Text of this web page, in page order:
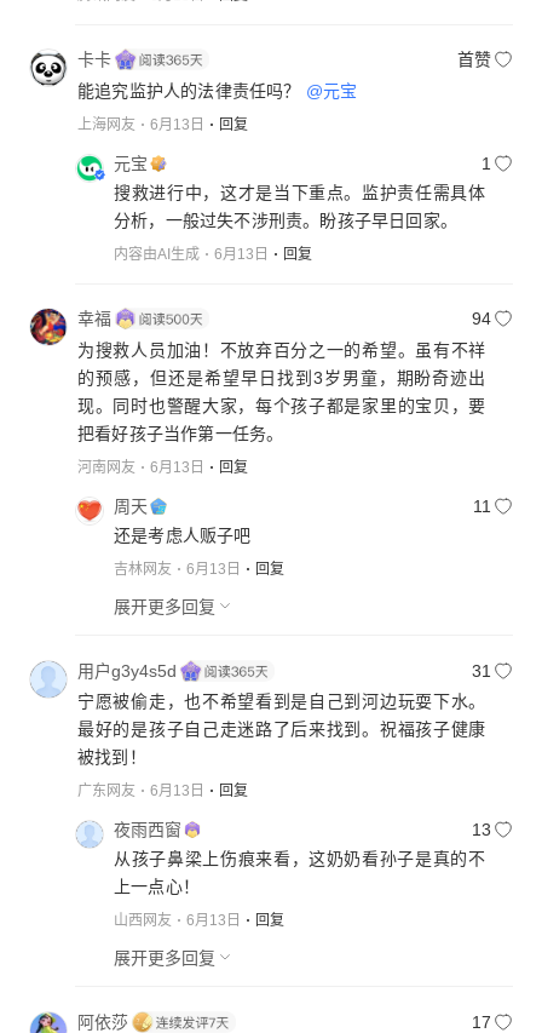
卡卡
首赞
能追究监护人的法律责任吗？ @元宝
上海网友 6月13日 回复
元宝
1
搜救进行中，这才是当下重点。监护责任需具体
分析，一般过失不涉刑责。盼孩子早日回家。
内容由AI生成 6月13日 回复
幸福
94
为搜救人员加油！不放弃百分之一的希望。虽有不祥
的预感，但还是希望早日找到3岁男童，期盼奇迹出
现。同时也警醒大家，每个孩子都是家里的宝贝，要
把看好孩子当作第一任务。
河南网友 6月13日 回复
周天
11
还是考虑人贩子吧
吉林网友 6月13日 回复
展开更多回复
用户g3y4s5d
31
宁愿被偷走，也不希望看到是自己到河边玩耍下水。
最好的是孩子自己走迷路了后来找到。祝福孩子健康
被找到！
广东网友 6月13日 回复
夜雨西窗
13
从孩子鼻梁上伤痕来看，这奶奶看孙子是真的不
上一点心！
山西网友 6月13日 回复
展开更多回复
阿依莎
17